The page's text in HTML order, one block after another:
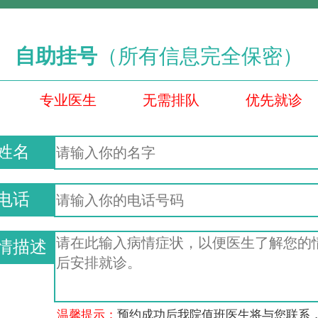
自助挂号 （所有信息完全保密）
专业医生 无需排队 优先就诊
名
话
描述
温馨提示：预约成功后我院值班医生将与您联系